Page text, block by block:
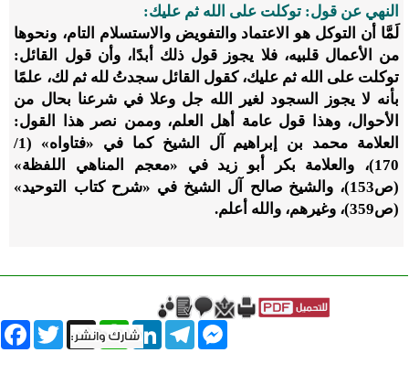
النهي عن قول: توكلت على الله ثم عليك:
لَمَّا أن التوكل هو الاعتماد والتفويض والاستسلام التام، ونحوها
من الأعمال قلبيه، فلا يجوز قول ذلك أبدًا، وأن قول القائل:
توكلت على الله ثم عليك، كقول القائل سجدتُ لله ثم لك، علمًا
بأنه لا يجوز السجود لغير الله جل وعلا في شرعنا بحال من
الأحوال، وهذا قول عامة أهل العلم، وممن نصر هذا القول:
العلامة محمد بن إبراهيم آل الشيخ كما في «فتاواه» (1/
170)، والعلامة بكر أبو زيد في «معجم المناهي اللفظة»
(ص153)، والشيخ صالح آل الشيخ في «شرح كتاب التوحيد»
(ص359)، وغيرهم، والله أعلم.
Twitter X
WhatsAppLinkedInTelegram
Messenger